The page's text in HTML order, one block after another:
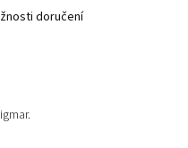
doručení